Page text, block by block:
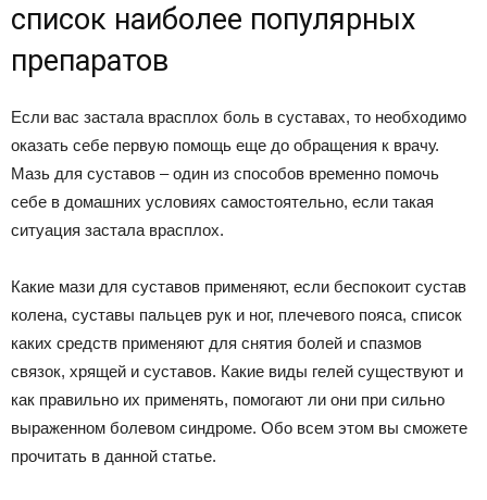
список наиболее популярных
препаратов
Если вас застала врасплох боль в суставах, то необходимо
оказать себе первую помощь еще до обращения к врачу.
Мазь для суставов – один из способов временно помочь
себе в домашних условиях самостоятельно, если такая
ситуация застала врасплох.
Какие мази для суставов применяют, если беспокоит сустав
колена, суставы пальцев рук и ног, плечевого пояса, список
каких средств применяют для снятия болей и спазмов
связок, хрящей и суставов. Какие виды гелей существуют и
как правильно их применять, помогают ли они при сильно
выраженном болевом синдроме. Обо всем этом вы сможете
прочитать в данной статье.